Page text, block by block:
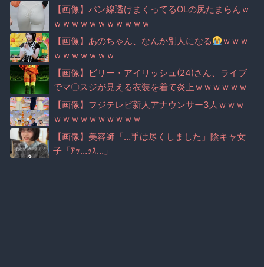
【画像】パン線透けまくってるOLの尻たまらんｗ
ｗｗｗｗｗｗｗｗｗｗｗ
【画像】あのちゃん、なんか別人になる
ｗｗｗ
ｗｗｗｗｗｗｗ
【画像】ビリー・アイリッシュ(24)さん、ライブ
でマ〇スジが見える衣装を着て炎上ｗｗｗｗｗｗ
ｗｗｗｗ
【画像】フジテレビ新人アナウンサー3人ｗｗｗ
ｗｗｗｗｗｗｗｗｗｗ
【画像】美容師「…手は尽くしました」陰キャ女
子「ｱｯ…ｯｽ…」